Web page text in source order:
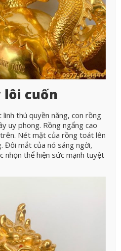
lôi cuốn
thú quyền năng, con rồng
uy phong. Rồng ngẩng cao
Nét mặt của rồng toát lên
Đôi mắt của nó sáng ngời,
nhọn thể hiện sức mạnh tuyệt